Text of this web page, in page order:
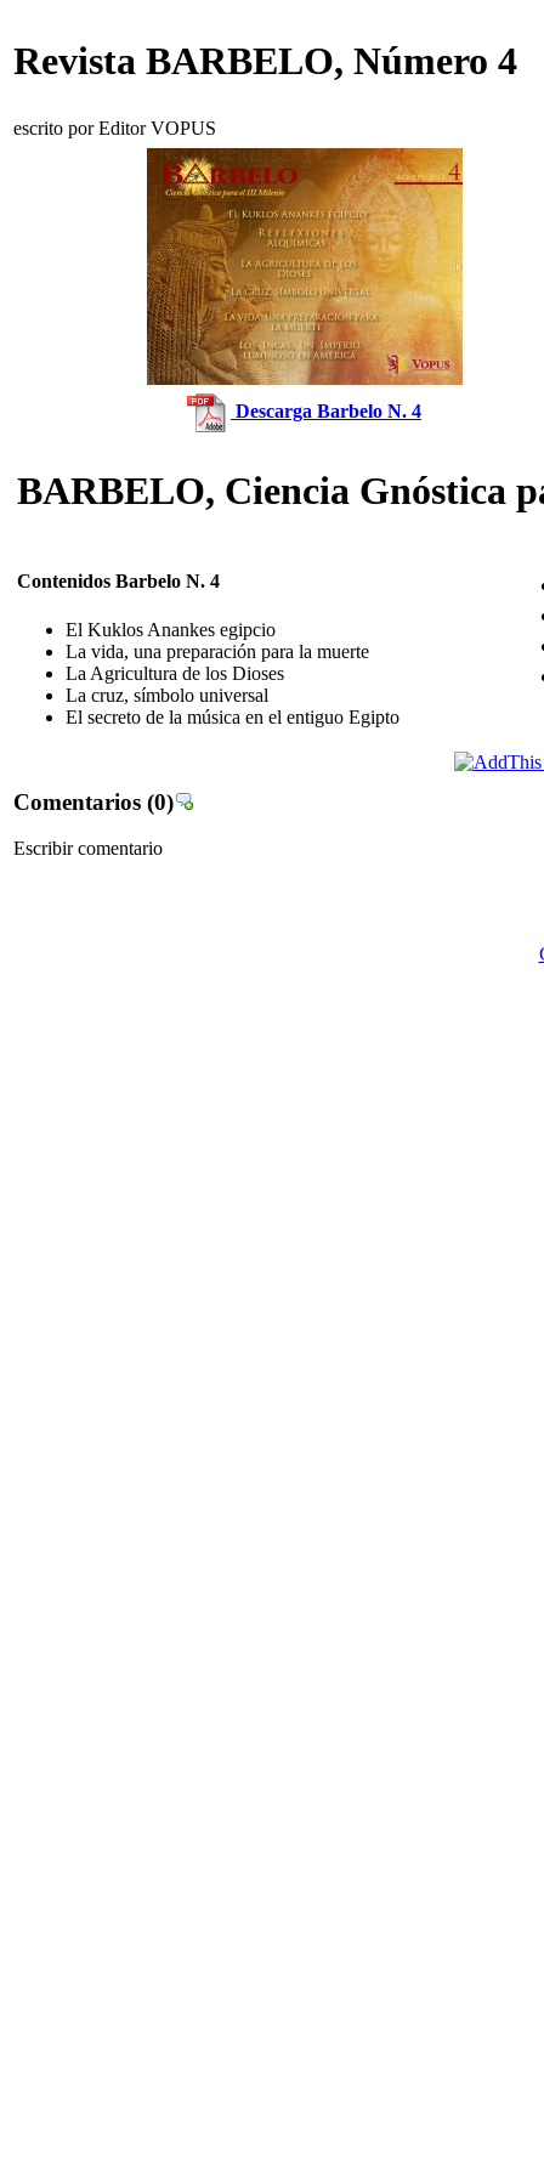
Revista BARBELO, Número 4
escrito por Editor VOPUS
Descarga Barbelo N. 4
BARBELO, Ciencia Gnóstica
Contenidos Barbelo N. 4
El Kuklos Anankes egipcio
La vida, una preparación para la muerte
La Agricultura de los Dioses
La cruz, símbolo universal
El secreto de la música en el entiguo Egipto
Comentarios (0)
Escribir comentario